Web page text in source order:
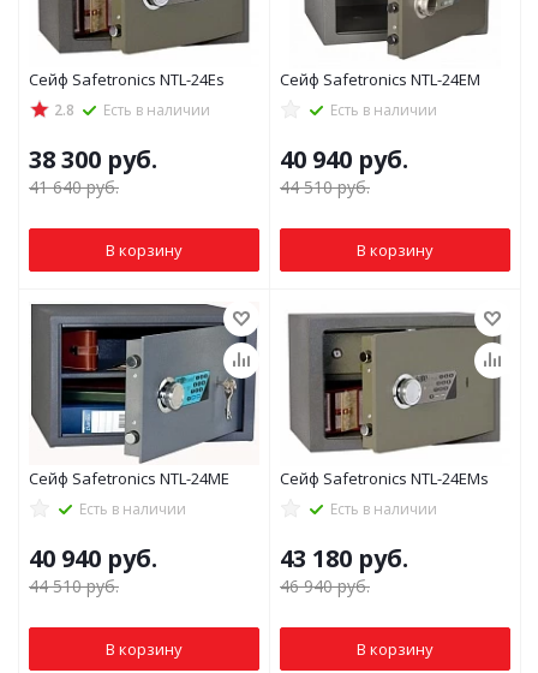
Сейф Safetronics NTL-24Es
2.8 Есть в наличии
38 300 руб.
41 640руб.
В корзину
Сейф Safetronics NTL-24EM
Есть в наличии
40 940 руб.
44 510руб.
В корзину
Сейф Safetronics NTL-24ME
Есть в наличии
40 940 руб.
44 510руб.
В корзину
Сейф Safetronics NTL-24EMs
Есть в наличии
43 180 руб.
46 940руб.
В корзину